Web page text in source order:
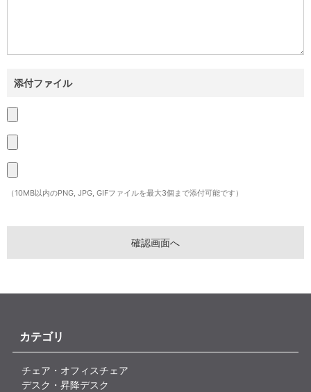
添付ファイル
（10MB以内のPNG, JPG, GIFファイルを最大3個まで添付可能です）
カテゴリ
チェア・オフィスチェア
デスク・昇降デスク